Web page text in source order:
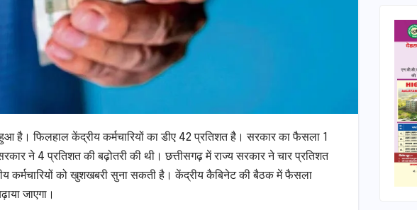
है। फिलहाल केंद्रीय कर्मचारियों का डीए 42 प्रतिशत है। सरकार का फैसला 1
ने 4 प्रतिशत की बढ़ोतरी की थी। छत्तीसगढ़ में राज्य सरकार ने चार प्रतिशत
कर्मचारियों को खुशखबरी सुना सकती है। केंद्रीय कैबिनेट की बैठक में फैसला
जाएगा।